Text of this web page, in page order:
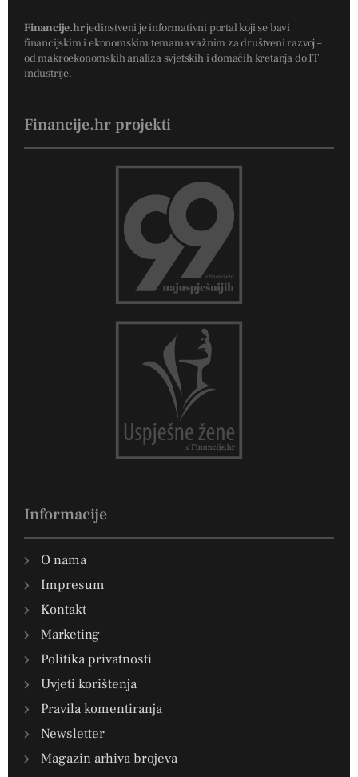
Financije.hrjedinstveni je informativni portal koji se bavi
financijskim i ekonomskim temama važnim za društveni razvoj –
od makroekonomskih analiza svjetskih i domaćih kretanja do IT
industrije.
Financije.hr projekti
Informacije
O nama
Impresum
Kontakt
Marketing
Politika privatnosti
Uvjeti korištenja
Pravila komentiranja
Newsletter
Magazin arhiva brojeva